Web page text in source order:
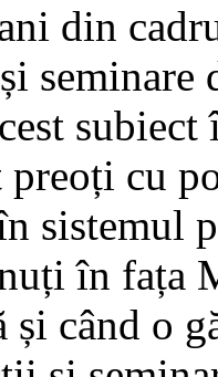
din
subiect
cu
sistemul
în fața
și când o